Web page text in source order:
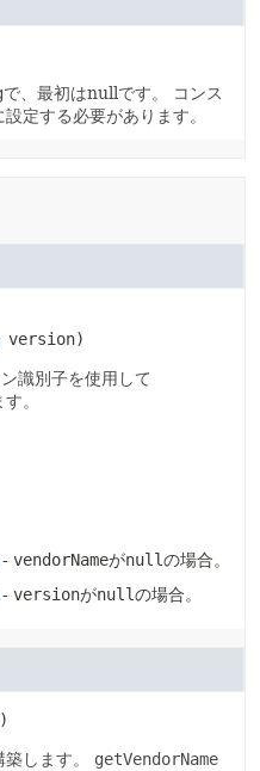
で、最初はnullです。
コンス
設定する必要があります。
version)
識別子を使用して
。
- vendorNameがnullの場合。
- versionがnullの場合。
築します。
getVendorName